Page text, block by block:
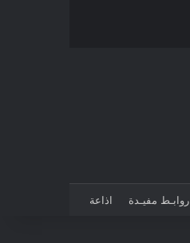
روابـط مفيـدة اذاعة